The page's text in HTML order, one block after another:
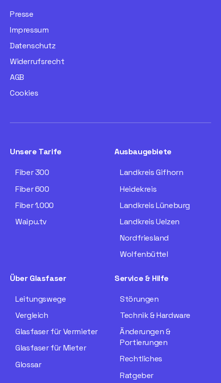
Presse
Impressum
Datenschutz
Widerrufsrecht
AGB
Cookies
Unsere Tarife
Fiber 300
Fiber 600
Fiber 1.000
Waipu.tv
Ausbaugebiete
Landkreis Gifhorn
Heidekreis
Landkreis Lüneburg
Landkreis Uelzen
Nordfriesland
Wolfenbüttel
Über Glasfaser
Leitungswege
Vergleich
Glasfaser für Vermieter
Glasfaser für Mieter
Glossar
Service & Hilfe
Störungen
Technik & Hardware
Änderungen &
Portierungen
Rechtliches
Ratgeber